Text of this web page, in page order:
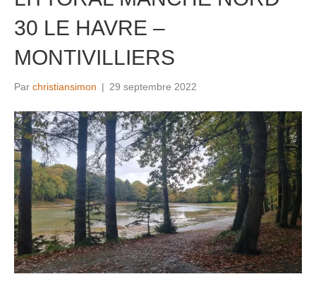
30 LE HAVRE –
MONTIVILLIERS
Par christiansimon | 29 septembre 2022